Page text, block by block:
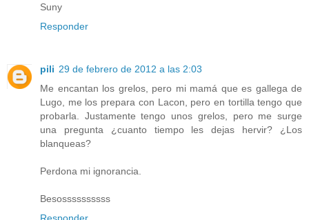
Suny
Responder
pili 29 de febrero de 2012 a las 2:03
Me encantan los grelos, pero mi mamá que es gallega de
Lugo, me los prepara con Lacon, pero en tortilla tengo que
probarla. Justamente tengo unos grelos, pero me surge
una pregunta ¿cuanto tiempo les dejas hervir? ¿Los
blanqueas?
Perdona mi ignorancia.
Besossssssssss